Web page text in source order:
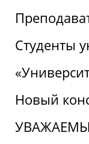
Студенты
Новый